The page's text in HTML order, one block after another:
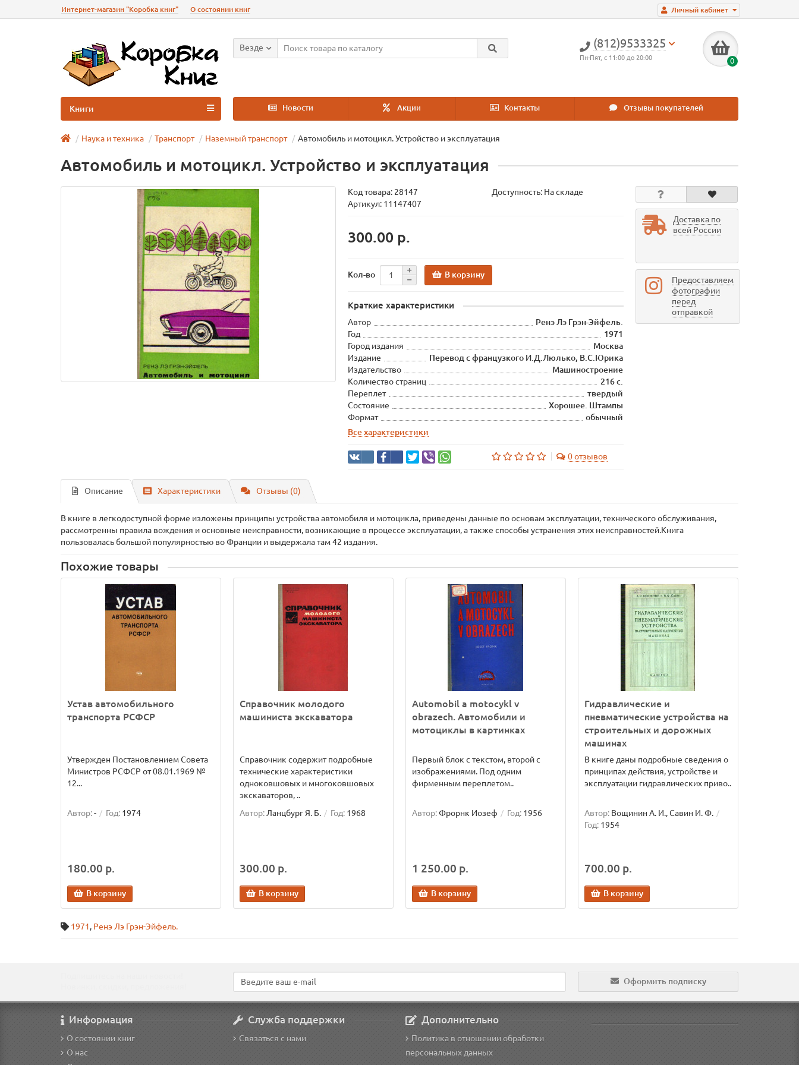
Личный кабинет
Интернет-магазин "Коробка книг" О состоянии книг
(812)9533325
Пн-Пят, с 11:00 до 20:00 0
Везде
Новости Акции Контакты Отзывы покупателей
Книги
Наука и техника Транспорт Наземный транспорт Автомобиль и мотоцикл. Устройство и эксплуатация
Автомобиль и мотоцикл. Устройство и эксплуатация
Код товара: 28147
Доступность: На складе
Артикул: 11147407
300.00 р.
Кол-во В корзину
Краткие характеристики
Автор
Ренэ Лэ Грэн-Эйфель.
Год
1971
Город издания
Москва
Издание
Перевод с французкого И.Д.Люлько, В.С.Юрика
Издательство
Машиностроение
Количество страниц
216 с.
Переплет
твердый
Состояние
Хорошее. Штампы
Формат
обычный
Все характеристики
0 отзывов
Доставка по
всей России
Предоставляем
фотографии
перед
отправкой
Описание Характеристики Отзывы (0)
В книге в легкодоступной форме изложены принципы устройства автомобиля и мотоцикла, приведены данные по основам эксплуатации, технического обслуживания,
рассмотренны правила вождения и основные неисправности, возникающие в процессе эксплуатации, а также способы устранения этих неисправностей.Книга
пользовалась большой популярностью во Франции и выдержала там 42 издания.
Похожие товары
Устав автомобильного
транспорта РСФСР
Утвержден Постановлением Совета
Министров РСФСР от 08.01.1969 №
12...
Автор:- Год: 1974
180.00 р.
В корзину
Справочник молодого
машиниста экскаватора
Справочник содержит подробные
технические характеристики
одноковшовых и многоковшовых
экскаваторов, ..
Автор: Ланцбург Я. Б. Год: 1968
300.00 р.
В корзину
Automobil a motocykl v
obrazech. Автомобили и
мотоциклы в картинках
Первый блок с текстом, второй с
изображениями. Под одним
фирменным переплетом..
Автор:Фрорнк Иозеф Год: 1956
1 250.00 р.
В корзину
Гидравлические и
пневматические устройства на
строительных и дорожных
машинах
В книге даны подробные сведения о
принципах действия, устройстве и
эксплуатации гидравлических приво..
Автор: Вощинин А. И., Савин И. Ф.
Год: 1954
700.00 р.
В корзину
1971, Ренэ Лэ Грэн-Эйфель.
Оформить подписку
Информация
О состоянии книг
О нас
Служба поддержки
Связаться с нами
Дополнительно
Политика в отношении обработки
персональных данных